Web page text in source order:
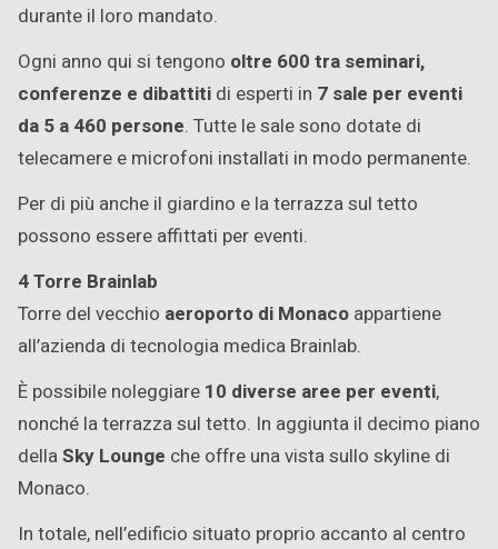
durante il loro mandato.
Ogni anno qui si tengono oltre 600 tra seminari,
conferenze e dibattiti di esperti in 7 sale per eventi
da 5 a 460 persone. Tutte le sale sono dotate di
telecamere e microfoni installati in modo permanente.
Per di più anche il giardino e la terrazza sul tetto
possono essere affittati per eventi.
4 Torre Brainlab
Torre del vecchio aeroporto di Monaco appartiene
all’azienda di tecnologia medica Brainlab.
È possibile noleggiare 10 diverse aree per eventi,
nonché la terrazza sul tetto. In aggiunta il decimo piano
dellaSky Lounge che offre una vista sullo skyline di
Monaco.
In totale, nell’edificio situato proprio accanto al centro